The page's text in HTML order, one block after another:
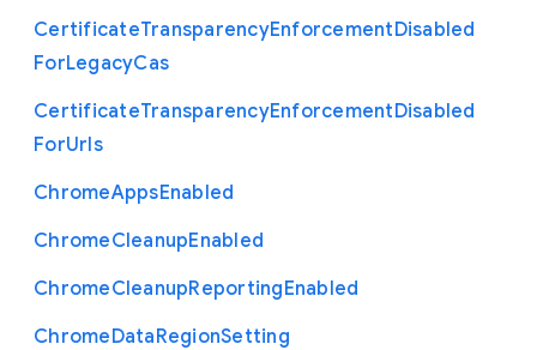
CertificateTransparencyEnforcementDisabled
ForLegacyCas
CertificateTransparencyEnforcementDisabled
ForUrls
ChromeAppsEnabled
ChromeCleanupEnabled
ChromeCleanupReportingEnabled
ChromeDataRegionSetting